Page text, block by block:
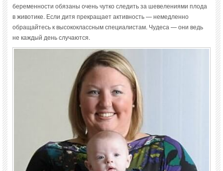
беременности обязаны очень чутко следить за шевелениями плода
в животике. Если дитя прекращает активность — немедленно
обращайтесь к высококлассным специалистам. Чудеса — они ведь
не каждый день случаются.